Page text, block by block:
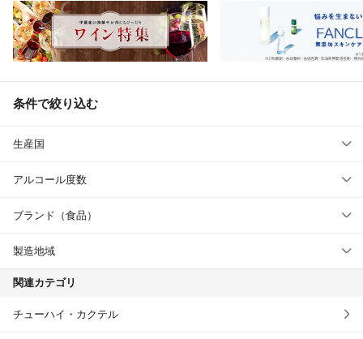
条件で絞り込む
生産国
アルコール度数
ブランド（食品）
製造地域
関連カテゴリ
チューハイ・カクテル